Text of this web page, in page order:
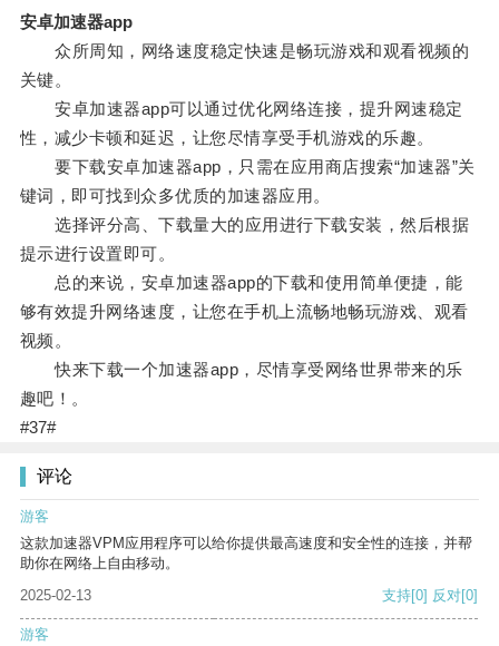
安卓加速器app
众所周知，网络速度稳定快速是畅玩游戏和观看视频的
关键。
安卓加速器app可以通过优化网络连接，提升网速稳定
性，减少卡顿和延迟，让您尽情享受手机游戏的乐趣。
要下载安卓加速器app，只需在应用商店搜索“加速器”关
键词，即可找到众多优质的加速器应用。
选择评分高、下载量大的应用进行下载安装，然后根据
提示进行设置即可。
总的来说，安卓加速器app的下载和使用简单便捷，能
够有效提升网络速度，让您在手机上流畅地畅玩游戏、观看
视频。
快来下载一个加速器app，尽情享受网络世界带来的乐
趣吧！。
#37#
评论
游客
这款加速器VPM应用程序可以给你提供最高速度和安全性的连接，并帮
助你在网络上自由移动。
2025-02-13
支持[0] 反对[0]
游客